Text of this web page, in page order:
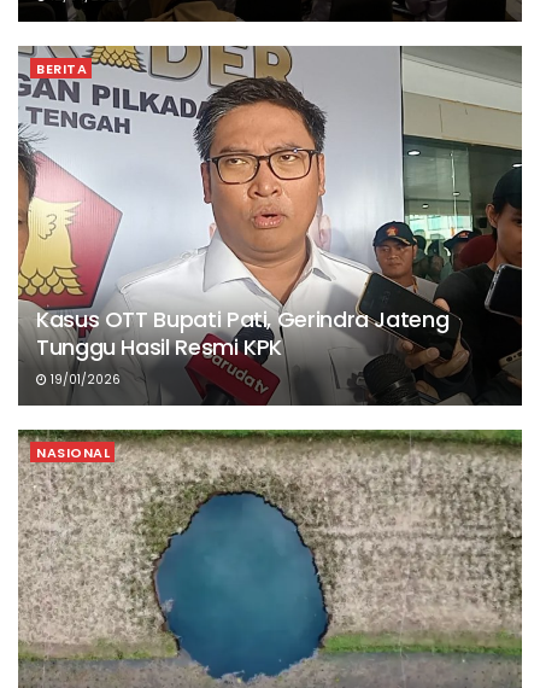
BERITA
Kasus OTT Bupati Pati, Gerindra Jateng
Tunggu Hasil Resmi KPK
19/01/2026
NASIONAL